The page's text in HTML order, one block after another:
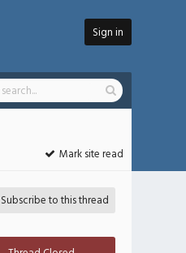
Sign in
Mark site read
Subscribe to this thread